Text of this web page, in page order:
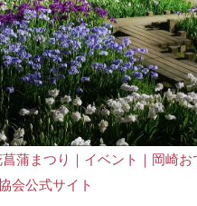
蒲まつり｜イベント｜岡崎お
会公式サイト